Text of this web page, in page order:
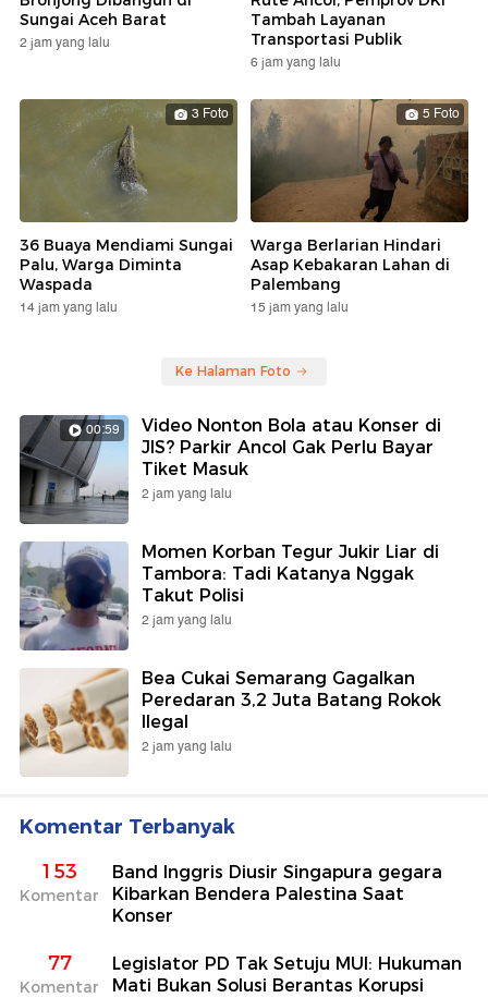
Sungai Aceh Barat
2 jam yang lalu
Tambah Layanan
Transportasi Publik
6 jam yang lalu
3 Foto
36 Buaya Mendiami Sungai
Palu, Warga Diminta
Waspada
14 jam yang lalu
5 Foto
Warga Berlarian Hindari
Asap Kebakaran Lahan di
Palembang
15 jam yang lalu
Ke Halaman Foto
00:59
Video Nonton Bola atau Konser di
JIS? Parkir Ancol Gak Perlu Bayar
Tiket Masuk
2 jam yang lalu
Momen Korban Tegur Jukir Liar di
Tambora: Tadi Katanya Nggak
Takut Polisi
2 jam yang lalu
Bea Cukai Semarang Gagalkan
Peredaran 3,2 Juta Batang Rokok
Ilegal
2 jam yang lalu
Komentar Terbanyak
153
Komentar
Band Inggris Diusir Singapura gegara
Kibarkan Bendera Palestina Saat
Konser
77
Komentar
Legislator PD Tak Setuju MUI: Hukuman
Mati Bukan Solusi Berantas Korupsi